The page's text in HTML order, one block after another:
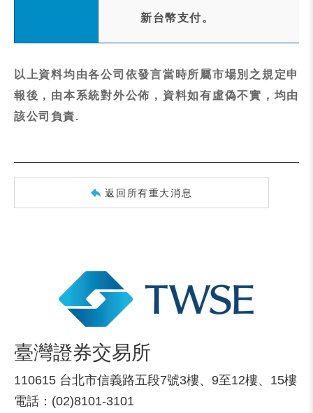
新台幣支付。
以上資料均由各公司依發言當時所屬市場別之規定申
報後，由本系統對外公佈，資料如有虛偽不實，均由
該公司負責.
返回所有重大消息
臺灣證券交易所
110615 台北市信義路五段7號3樓、9至12樓、15樓
電話：(02)8101-3101